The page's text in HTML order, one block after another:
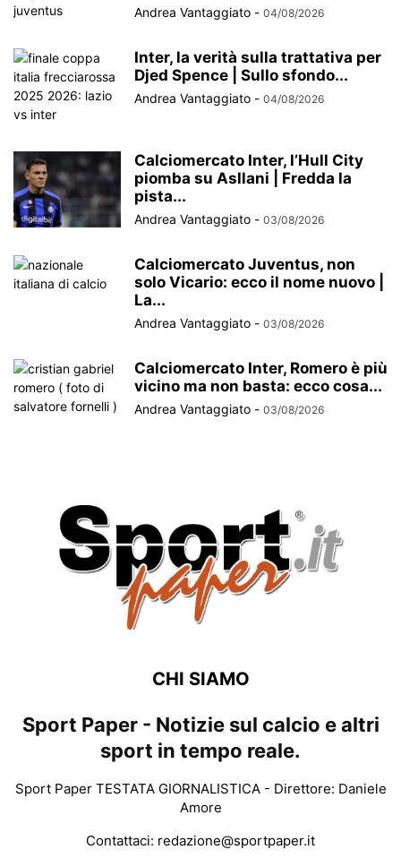
Andrea Vantaggiato - 04/08/2026
Inter, la verità sulla trattativa per
Djed Spence | Sullo sfondo...
Andrea Vantaggiato - 04/08/2026
Calciomercato Inter, l’Hull City
piomba su Asllani | Fredda la
pista...
Andrea Vantaggiato - 03/08/2026
Calciomercato Juventus, non
solo Vicario: ecco il nome nuovo |
La...
Andrea Vantaggiato - 03/08/2026
Calciomercato Inter, Romero è più
vicino ma non basta: ecco cosa...
Andrea Vantaggiato - 03/08/2026
CHI SIAMO
Sport Paper - Notizie sul calcio e altri
sport in tempo reale.
Sport Paper TESTATA GIORNALISTICA - Direttore: Daniele
Amore
Contattaci: redazione@sportpaper.it